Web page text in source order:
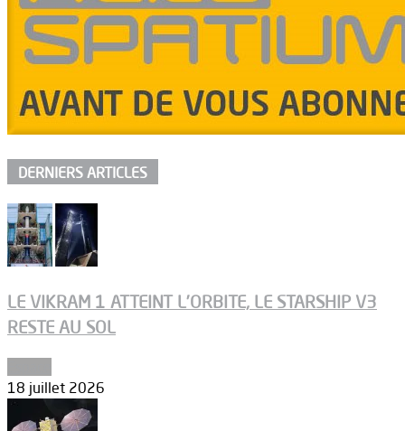
DERNIERS ARTICLES
LE VIKRAM 1 ATTEINT L’ORBITE, LE STARSHIP V3
RESTE AU SOL
18 juillet 2026